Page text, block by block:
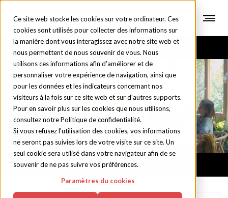
Ce site web stocke les cookies sur votre ordinateur. Ces
cookies sont utilisés pour collecter des informations sur
la manière dont vous interagissez avec notre site web et
nous permettent de nous souvenir de vous. Nous
utilisons ces informations afin d'améliorer et de
personnaliser votre expérience de navigation, ainsi que
pour les données et les indicateurs concernant nos
visiteurs à la fois sur ce site web et sur d'autres supports.
Pour en savoir plus sur les cookies que nous utilisons,
consultez notre Politique de confidentialité.
Si vous refusez l'utilisation des cookies, vos informations
ne seront pas suivies lors de votre visite sur ce site. Un
seul cookie sera utilisé dans votre navigateur afin de se
souvenir de ne pas suivre vos préférences.
Paramètres du cookies
Blog